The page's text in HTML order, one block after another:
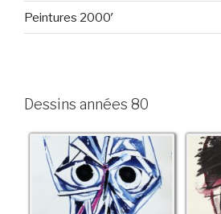
Peintures 2000′
Dessins années 80